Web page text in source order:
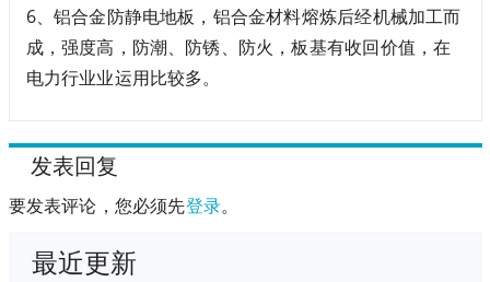
6、铝合金防静电地板，铝合金材料熔炼后经机械加工而
成，强度高，防潮、防锈、防火，板基有收回价值，在
电力行业业运用比较多。
发表回复
要发表评论，您必须先登录。
最近更新